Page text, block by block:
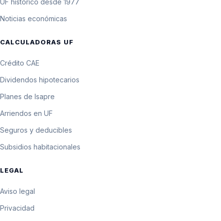
UF histórico desde 1977
Noticias económicas
CALCULADORAS UF
Crédito CAE
Dividendos hipotecarios
Planes de Isapre
Arriendos en UF
Seguros y deducibles
Subsidios habitacionales
LEGAL
Aviso legal
Privacidad